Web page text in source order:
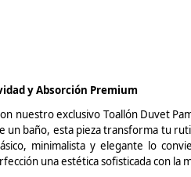
y Absorción Premium
nuestro exclusivo Toallón Duvet
un baño, esta pieza transforma tu
minimalista y elegante lo
una estética sofisticada con la